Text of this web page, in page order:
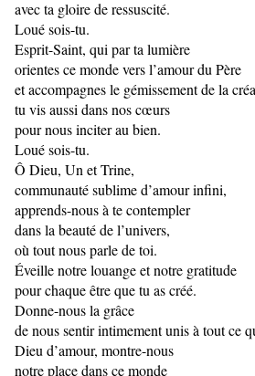
avec ta gloire de ressuscité.
Loué sois-tu.
Esprit-Saint, qui par ta lumière
orientes ce monde vers l’amour du Père
et accompagnes le gémissement de la
tu vis aussi dans nos cœurs
pour nous inciter au bien.
Loué sois-tu.
Ô Dieu, Un et Trine,
communauté sublime d’amour infini,
apprends-nous à te contempler
dans la beauté de l’univers,
où tout nous parle de toi.
Éveille notre louange et notre gratitude
pour chaque être que tu as créé.
Donne-nous la grâce
de nous sentir intimement unis à tout ce
Dieu d’amour, montre-nous
notre place dans ce monde